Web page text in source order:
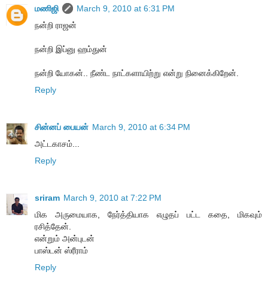
மணிஜி
March 9, 2010 at 6:31 PM
நன்றி ராஜன்
நன்றி இப்னு ஹம்துன்
நன்றி யோகன்.. நீண்ட நாட்களாயிற்று என்று நினைக்கிறேன்.
Reply
சின்னப் பையன் March 9, 2010 at 6:34 PM
அட்டகாசம்...
Reply
sriram March 9, 2010 at 7:22 PM
மிக அருமையாக, நேர்த்தியாக எழுதப் பட்ட கதை, மிகவும்
ரசித்தேன்.
என்றும் அன்புடன்
பாஸ்டன் ஸ்ரீராம்
Reply